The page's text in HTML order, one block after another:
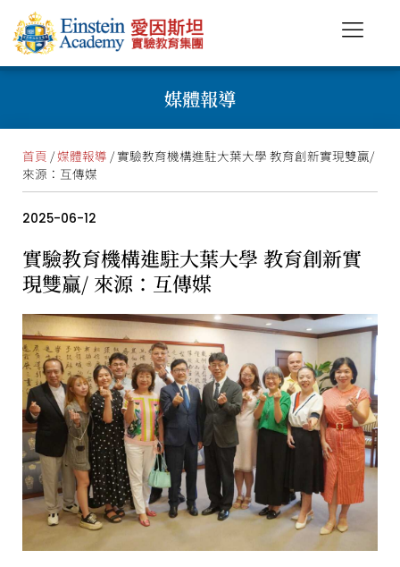
媒體報導
首頁 /媒體報導 / 實驗教育機構進駐大葉大學 教育創新實現雙贏/
來源：互傳媒
2025-06-12
實驗教育機構進駐大葉大學 教育創新實
現雙贏/ 來源：互傳媒